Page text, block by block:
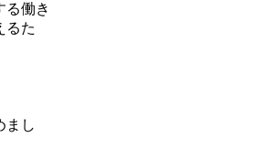
る働き
るた
まし